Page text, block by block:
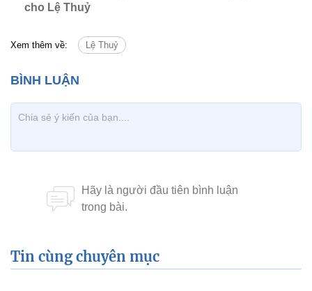
cho Lệ Thuỷ
Xem thêm về: Lệ Thuỷ
Tin cùng chuyên mục